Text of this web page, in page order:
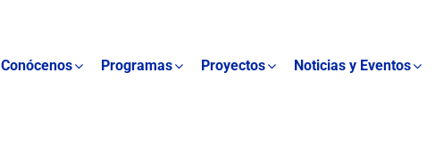
Conócenos Programas Proyectos Noticias y Eventos